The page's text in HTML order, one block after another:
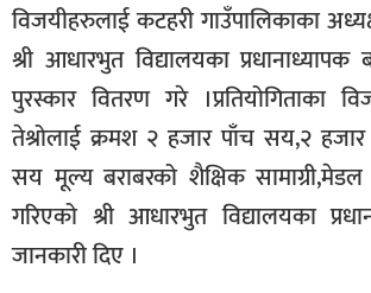
विजयीहरुलाई कटहरी गाउँपालिकाका
श्री आधारभुत विद्यालयका
पुरस्कार वितरण गरे ।प्रतियोगिताका
तेश्रोलाई क्रमश २ हजार पाँच सय,२
सय मूल्य बराबरको शैक्षिक सामाग्री,मेडल
गरिएको श्री आधारभुत विद्यालयका
जानकारी दिए ।